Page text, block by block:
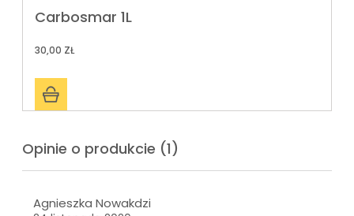
Carbosmar 1L
30,00 ZŁ
Opinie o produkcie (1)
Agnieszka Nowakdzi